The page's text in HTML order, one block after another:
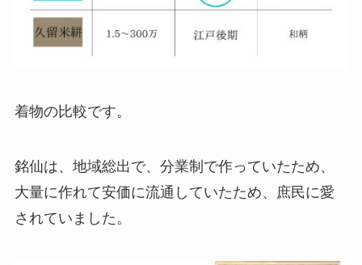
着物の比較です。
銘仙は、地域総出で、分業制で作っていたため、
大量に作れて安価に流通していたため、庶民に愛
されていました。